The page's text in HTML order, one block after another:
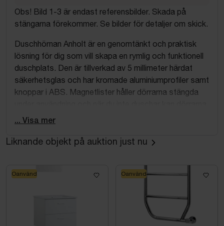
Obs! Bild 1-3 är endast referensbilder. Skada på
stängarna förekommer. Se bilder för detaljer om skick.
Duschhörnan Anholt är en genomtänkt och praktisk
lösning för dig som vill skapa en rymlig och funktionell
duschplats. Den är tillverkad av 5 millimeter härdat
säkerhetsglas och har kromade aluminiumprofiler samt
knoppar i ABS. Magnetlister håller dörrarna stängda
svängas inåt för att spara plats i badrummet.
Profilerna är justerbara upp till 15 millimeter vilket
underlättar installationen och ger flexibilitet vid
att rinna ut under dörrarna och bidrar till en torrare
och stängning samt minskar belastningen mot golvet.
... Visa mer
Liknande objekt på auktion just nu
Oanvänd Oanvänd